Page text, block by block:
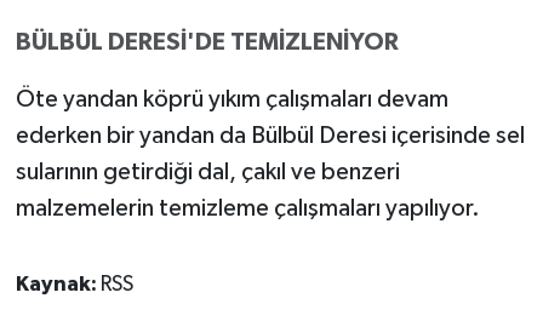
BÜLBÜL DERESİ'DE TEMİZLENİYOR
Öte yandan köprü yıkım çalışmaları devam
ederken bir yandan da Bülbül Deresi içerisinde sel
sularının getirdiği dal, çakıl ve benzeri
malzemelerin temizleme çalışmaları yapılıyor.
Kaynak: RSS